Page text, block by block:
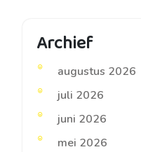
Archief
augustus 2026
juli 2026
juni 2026
mei 2026